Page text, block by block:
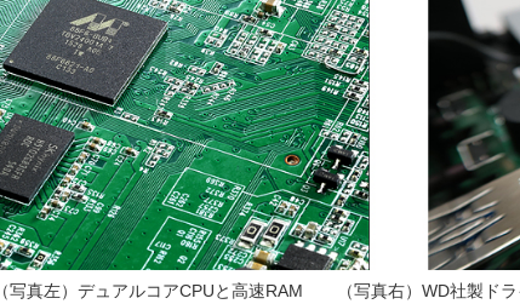
（写真左）デュアルコアCPUと高速RAM （写真右）WD社製ド